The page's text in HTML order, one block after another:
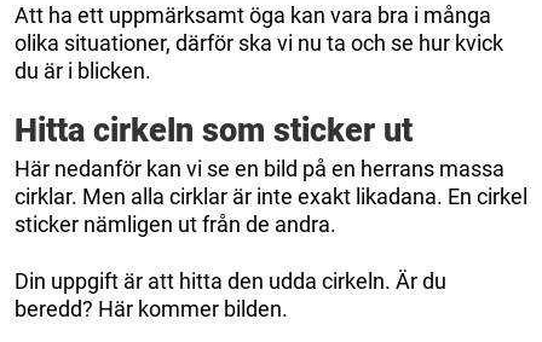
Att ha ett uppmärksamt öga kan vara bra i många
olika situationer, därför ska vi nu ta och se hur kvick
du är i blicken.
Hitta cirkeln som sticker ut
Här nedanför kan vi se en bild på en herrans massa
cirklar. Men alla cirklar är inte exakt likadana. En cirkel
sticker nämligen ut från de andra.
Din uppgift är att hitta den udda cirkeln. Är du
beredd? Här kommer bilden.